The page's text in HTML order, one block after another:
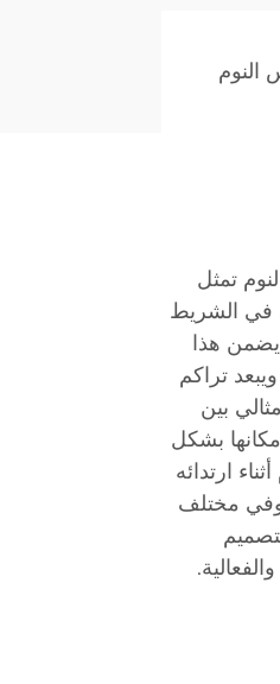
تمثل
في الشريط
يضمن هذا
تراكم
بين
بشكل
ارتدائه
وفي مختلف